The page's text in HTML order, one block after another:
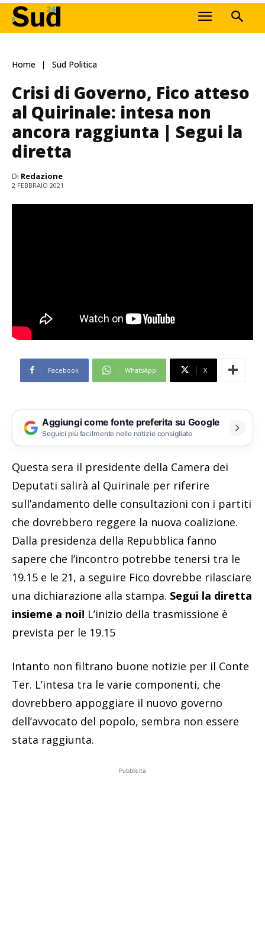
Home Sud Politica
Crisi di Governo, Fico atteso
al Quirinale: intesa non
ancora raggiunta | Segui la
diretta
Di Redazione
2 FEBBRAIO 2021
Facebook WhatsApp X
Aggiungi come fonte preferita su Google
Seguici più facilmente nelle notizie consigliate
Questa sera il presidente della Camera dei
Deputati salirà al Quirinale per riferire
sull’andamento delle consultazioni con i partiti
che dovrebbero reggere la nuova coalizione.
Dalla presidenza della Repubblica fanno
sapere che l’incontro potrebbe tenersi tra le
19.15 e le 21, a seguire Fico dovrebbe rilasciare
una dichiarazione alla stampa. Segui la diretta
insieme a noi! L’inizio della trasmissione è
prevista per le 19.15
Intanto non filtrano buone notizie per il Conte
Ter. L’intesa tra le varie componenti, che
dovrebbero appoggiare il nuovo governo
dell’avvocato del popolo, sembra non essere
stata raggiunta.
Pubblicità